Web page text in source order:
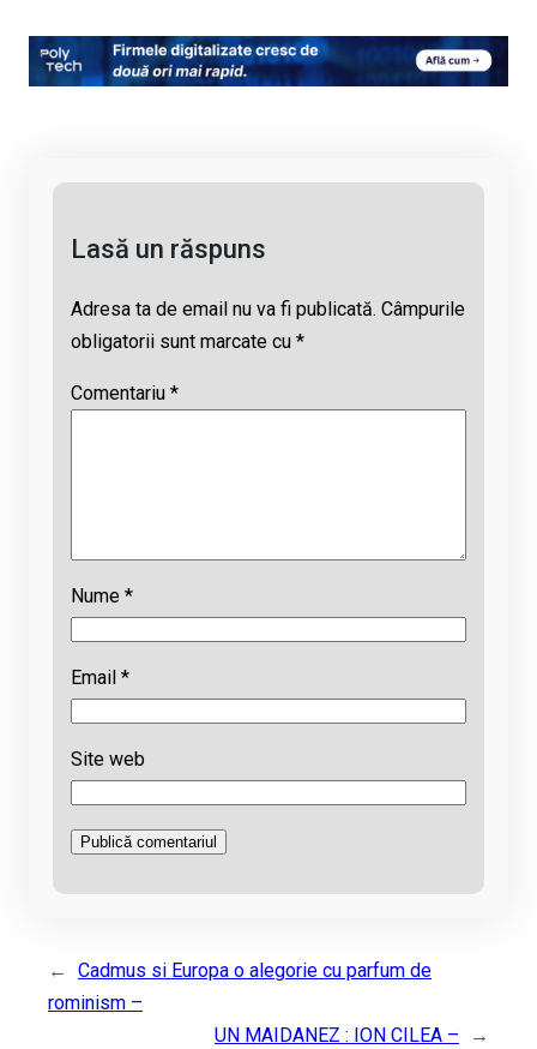
py
Li
ce
b
at
s
e
a
ail
Lasă un răspuns
Adresa ta de email nu va fi publicată. Câmpurile
obligatorii sunt marcate cu *
Comentariu *
Nume *
Email *
Site web
←
Cadmus si Europa o alegorie cu parfum de
rominism –
UN MAIDANEZ : ION CILEA –
→